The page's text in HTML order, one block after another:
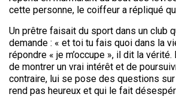
cette personne, le coiffeur a répliqué
Un prêtre faisait du sport dans un club
demande : « et toi tu fais quoi dans la
répondre « je m’occupe », il dit la
de montrer un vrai intérêt et de
contraire, lui se pose des questions
rend pas heureux et qui le fait